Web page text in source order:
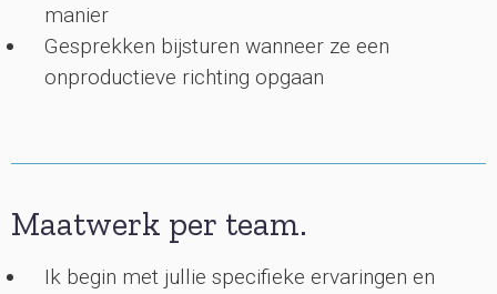
manier
Gesprekken bijsturen wanneer ze een
onproductieve richting opgaan
Maatwerk per team.
Ik begin met jullie specifieke ervaringen en